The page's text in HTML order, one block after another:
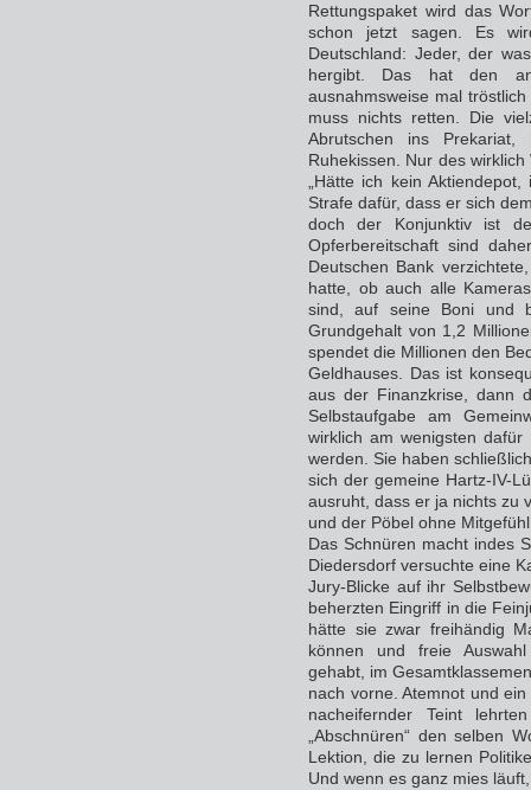
Rettungspaket wird das
schon jetzt sagen. Es
Deutschland: Jeder, der
hergibt. Das hat den
ausnahmsweise mal
muss nichts retten. Die
Abrutschen ins
Ruhekissen. Nur des
„Hätte ich kein
Strafe dafür, dass er sich
doch der Konjunktiv ist
Opferbereitschaft sind
Deutschen Bank
hatte, ob auch alle
sind, auf seine Boni und
Grundgehalt von 1,2
spendet die Millionen den
Geldhauses. Das ist
aus der Finanzkrise, dann
Selbstaufgabe am
wirklich am wenigsten
werden. Sie haben
sich der gemeine Hartz-IV-
ausruht, dass er ja nichts zu
und der Pöbel ohne
Das Schnüren macht indes
Diedersdorf versuchte eine
Jury-Blicke auf ihr
beherzten Eingriff in die
hätte sie zwar freihändig
können und freie
gehabt, im
nach vorne. Atemnot und
nacheifernder Teint
„Abschnüren“ den selben
Lektion, die zu lernen
Und wenn es ganz mies